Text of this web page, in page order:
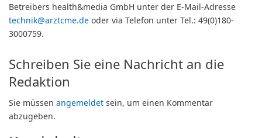
Betreibers health&media GmbH unter der E-Mail-Adresse
technik@arztcme.de oder via Telefon unter Tel.: 49(0)180-
3000759.
Schreiben Sie eine Nachricht an die
Redaktion
Sie müssen angemeldet sein, um einen Kommentar
abzugeben.